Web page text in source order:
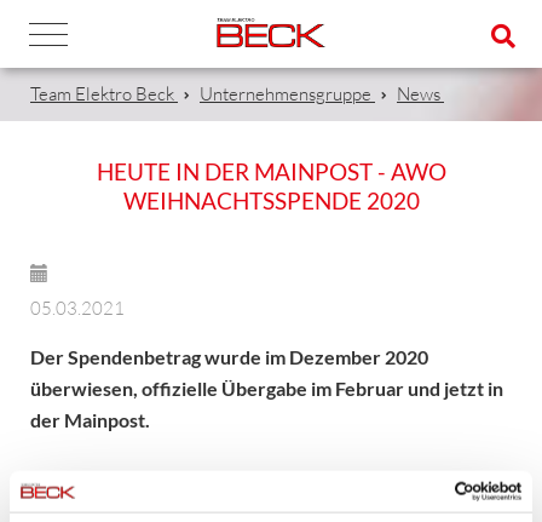
Team Elektro Beck Unternehmensgruppe News
HEUTE IN DER MAINPOST - AWO
WEIHNACHTSSPENDE 2020
05.03.2021
Der Spendenbetrag wurde im Dezember 2020
überwiesen, offizielle Übergabe im Februar und jetzt in
der Mainpost.
"Tue Gutes und rede darüber", danke an alle, die sich an der
Weihnachtsaktion / Versteigerung beteiligt haben.